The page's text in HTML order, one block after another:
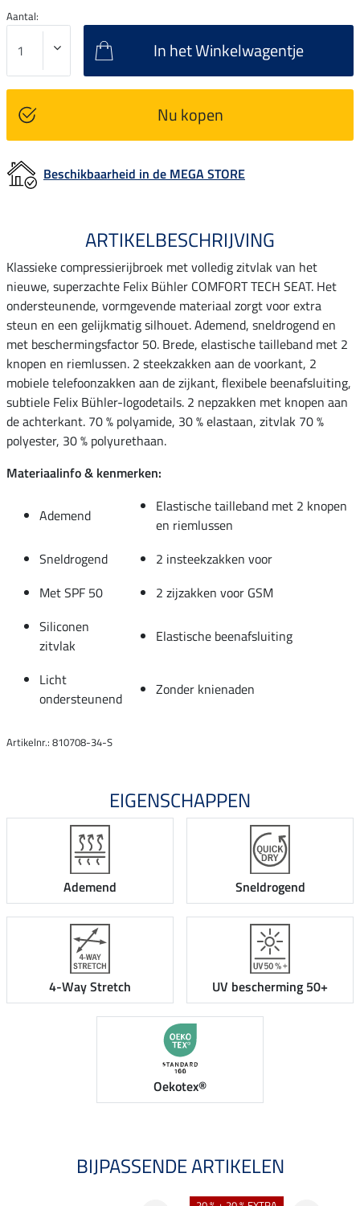
Aantal:
In het Winkelwagentje
Nu kopen
Beschikbaarheid in de MEGA STORE
ARTIKELBESCHRIJVING
Klassieke compressierijbroek met volledig zitvlak van het
nieuwe, superzachte Felix Bühler COMFORT TECH SEAT. Het
ondersteunende, vormgevende materiaal zorgt voor extra
steun en een gelijkmatig silhouet. Ademend, sneldrogend en
met beschermingsfactor 50. Brede, elastische tailleband met 2
knopen en riemlussen. 2 steekzakken aan de voorkant, 2
mobiele telefoonzakken aan de zijkant, flexibele beenafsluiting,
subtiele Felix Bühler-logodetails. 2 nepzakken met knopen aan
de achterkant. 70 % polyamide, 30 % elastaan, zitvlak 70 %
polyester, 30 % polyurethaan.
Materiaalinfo & kenmerken:
Ademend
Elastische tailleband met 2 knopen
en riemlussen
Sneldrogend
2 insteekzakken voor
Met SPF 50
2 zijzakken voor GSM
Siliconen
zitvlak
Elastische beenafsluiting
Licht
ondersteunend
Zonder knienaden
Artikelnr.: 810708-34-S
EIGENSCHAPPEN
Ademend Sneldrogend
4-Way Stretch UV bescherming 50+
Oekotex®
BIJPASSENDE ARTIKELEN